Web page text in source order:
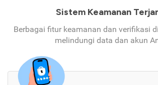
Sistem Keamanan
Berbagai fitur keamanan dan verifikasi
melindungi data dan akun